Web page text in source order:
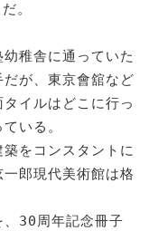
。
稚舎に通っていた
が、東京會舘など
イルはどこに行っ
いる。
をコンスタントに
郎現代美術館は格
30周年記念冊子